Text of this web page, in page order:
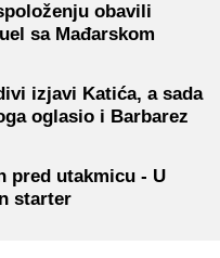
obavili
sa Mađarskom
izjavi Katića, a sada
oglasio i Barbarez
pred utakmicu - U
starter